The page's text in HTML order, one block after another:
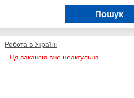
Пошук
Робота в Україні
Ця вакансія вже неактульна